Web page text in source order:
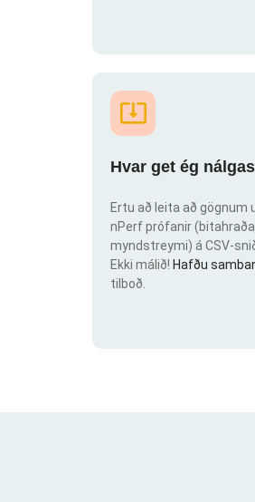
Hvar get ég
Ertu að leita að
nPerf prófanir
myndstreymi) á CSV-
Ekki málið! Hafðu
tilboð.